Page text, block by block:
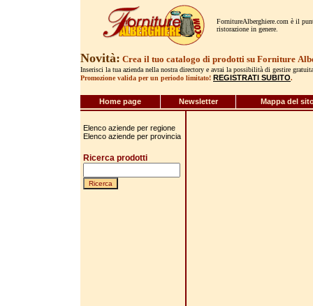
FornitureAlberghiere.com è il
ristorazione in genere.
Novità: Crea il tuo catalogo di prodotti su Forniture
Inserisci la tua azienda nella nostra directory e avrai la possibilità di gestire
Promozione valida per un periodo limitato! REGISTRATI SUBITO.
Home page Newsletter Mappa del
Elenco aziende per regione
Elenco aziende per provincia
Ricerca prodotti